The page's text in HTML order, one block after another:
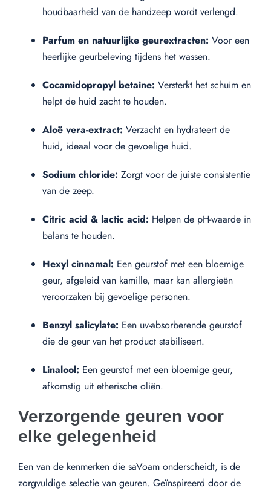
houdbaarheid van de handzeep wordt verlengd.
Parfum en natuurlijke geurextracten: Voor een
heerlijke geurbeleving tijdens het wassen.
Cocamidopropyl betaine: Versterkt het schuim en
helpt de huid zacht te houden.
Aloë vera-extract: Verzacht en hydrateert de
huid, ideaal voor de gevoelige huid.
Sodium chloride: Zorgt voor de juiste consistentie
van de zeep.
Citric acid & lactic acid: Helpen de pH-waarde in
balans te houden.
Hexyl cinnamal: Een geurstof met een bloemige
geur, afgeleid van kamille, maar kan allergieën
veroorzaken bij gevoelige personen.
Benzyl salicylate: Een uv-absorberende geurstof
die de geur van het product stabiliseert.
Linalool: Een geurstof met een bloemige geur,
afkomstig uit etherische oliën.
Verzorgende geuren voor
elke gelegenheid
Een van de kenmerken die saVoam onderscheidt, is de
zorgvuldige selectie van geuren. Geïnspireerd door de